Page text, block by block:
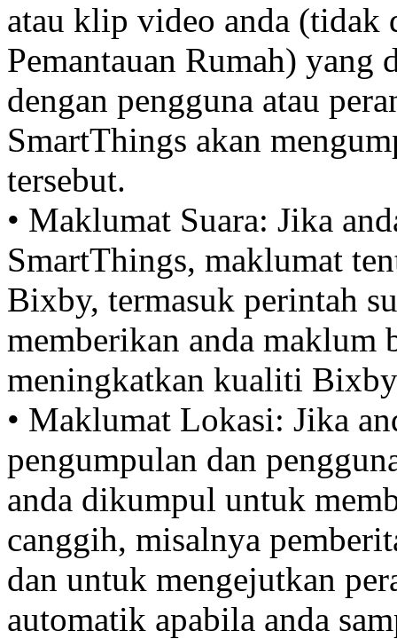
atau klip video anda (tidak
Pemantauan Rumah) yang
dengan pengguna atau
SmartThings akan
tersebut.
• Maklumat Suara: Jika
SmartThings, maklumat
Bixby, termasuk perintah
memberikan anda maklum
meningkatkan kualiti
• Maklumat Lokasi: Jika
pengumpulan dan
anda dikumpul untuk
canggih, misalnya
dan untuk mengejutkan
automatik apabila anda